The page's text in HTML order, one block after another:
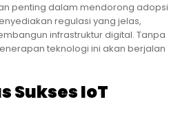
penting dalam mendorong adopsi
regulasi yang jelas,
infrastruktur digital. Tanpa
teknologi ini akan berjalan
Sukses IoT